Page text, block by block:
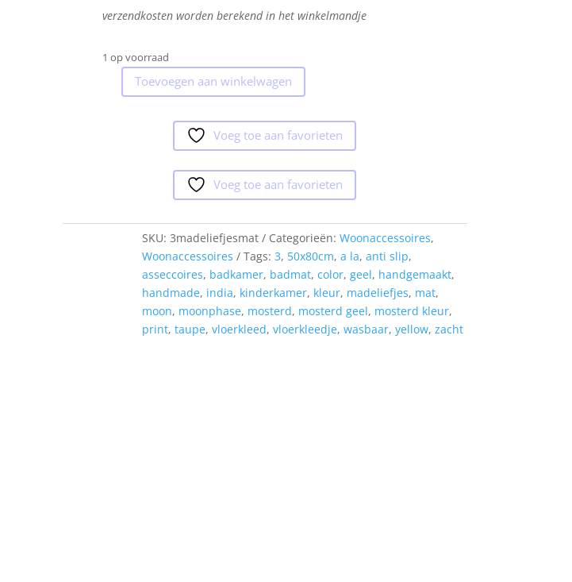
verzendkosten worden berekend in het winkelmandje
1 op voorraad
Medium
Toevoegen aan winkelwagen
Voeg toe aan favorieten
Voeg toe aan favorieten
SKU: 3madeliefjesmat Categorieën: Woonaccessoires,
Woonaccessoires
Tags: 3, 50x80cm, a la, anti slip,
asseccoires, badkamer, badmat, color, geel, handgemaakt,
handmade, india, kinderkamer, kleur, madeliefjes, mat,
moon, moonphase, mosterd, mosterd geel, mosterd kleur,
print, taupe, vloerkleed, vloerkleedje, wasbaar, yellow, zacht